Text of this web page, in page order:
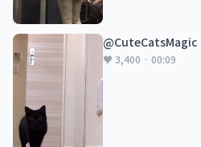
@CuteCatsMagic
♥ 3,400 · 00:09